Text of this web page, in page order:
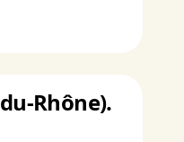
Rhône).